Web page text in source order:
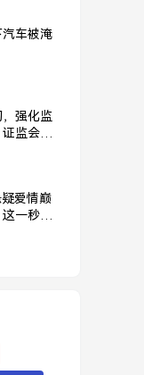
车被淹
强化监
监会，
爱情巅
一秒过